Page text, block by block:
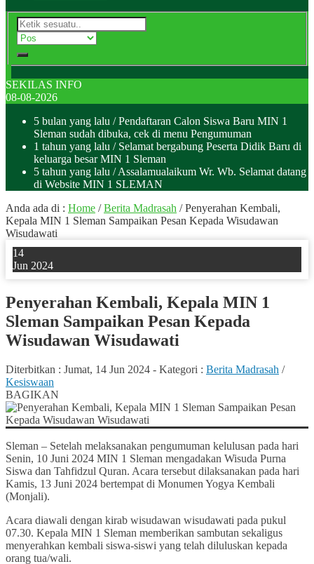
SEKILAS INFO
08-08-2026
5 bulan yang lalu / Pendaftaran Calon Siswa Baru MIN 1
Sleman sudah dibuka, cek di menu Pengumuman
1 tahun yang lalu / Selamat bergabung Peserta Didik Baru di
keluarga besar MIN 1 Sleman
5 tahun yang lalu / Assalamualaikum Wr. Wb. Selamat datang
di Website MIN 1 SLEMAN
Anda ada di : Home /Berita Madrasah /Penyerahan Kembali,
Kepala MIN 1 Sleman Sampaikan Pesan Kepada Wisudawan
Wisudawati
14
Jun 2024
Penyerahan Kembali, Kepala MIN 1
Sleman Sampaikan Pesan Kepada
Wisudawan Wisudawati
Diterbitkan : Jumat, 14 Jun 2024 - Kategori : Berita Madrasah /
Kesiswaan
BAGIKAN
Sleman – Setelah melaksanakan pengumuman kelulusan pada hari
Senin, 10 Juni 2024 MIN 1 Sleman mengadakan Wisuda Purna
Siswa dan Tahfidzul Quran. Acara tersebut dilaksanakan pada hari
Kamis, 13 Juni 2024 bertempat di Monumen Yogya Kembali
(Monjali).
Acara diawali dengan kirab wisudawan wisudawati pada pukul
07.30. Kepala MIN 1 Sleman memberikan sambutan sekaligus
menyerahkan kembali siswa-siswi yang telah diluluskan kepada
orang tua/wali.